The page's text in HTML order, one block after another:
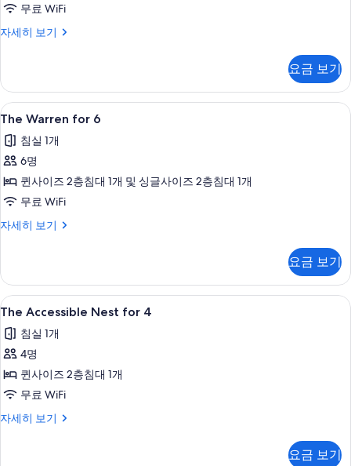
진
모
기
무료 WiFi
자세히 보기
The
자
세
히
기
요금 보기
The
Warren
for
6
사
진
모
기
The Warren for 6 | 무료 WiFi, 침대 시
8
The Warren for 6
침실 1개
6명
퀸사이즈 2층침대 1개 및 싱글사이즈 2층침대 1개
무료 WiFi
자세히 보기
The
자
세
히
기
요금 보기
The
Accessible
Nest
for
4
사
진
8
The Accessible Nest for 4
침실 1개
4명
퀸사이즈 2층침대 1개
무료 WiFi
자세히 보기
The
요금 보기